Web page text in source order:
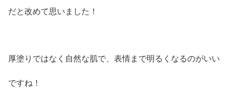
だと改めて思いました！
厚塗りではなく自然な肌で、表情まで明るくなるのがいい
ですね！